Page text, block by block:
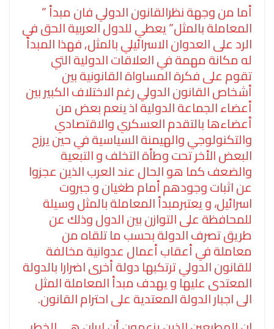
أما من وجهة نظرالقانون الدولي فان مبدأ ”
المعاملة بالمثل” يعطي للدول العربية الحق في
الرد على العدوان الاسرائيلي بالمثل, فهذا المبدأ
له مكانة مهمة في العلاقات الدولية التي
تقوم على فكرة المساواة القانونية بين
أشخاص القانون الدولي رغم الاختلاف الكبير بين
أعضاء الجماعة الدولية اذ ينعم بعض من
أعضاءها بالتقدم العسكري والاقتصادي
والتكنولوجي والهيمنة السياسية في حين يرزح
البعض الأخر تحت وطأة التخلف و التبعية
والضعف كما هو الحال عند العرب الذين عجزوا
عن اثبات وجودهم أمام طغيان و جبروت
اسرائيل، و يعتبرمبدأ المعاملة بالمثل وسيلة
للمحافظة على التوازن بين الدول وذلك عن
طريق تصرف الدولة بحسب ما تلقاه من
معاملة في أعقاب أعمال عدوانية مخالفة
للقانون الدولي ترتكبها دولة أخرى اضرارا بالدولة
المعتدى عليها و يهدف مبدأ المعاملة المثل
الى اجبار الدولة المعتدية على احترام القانون.